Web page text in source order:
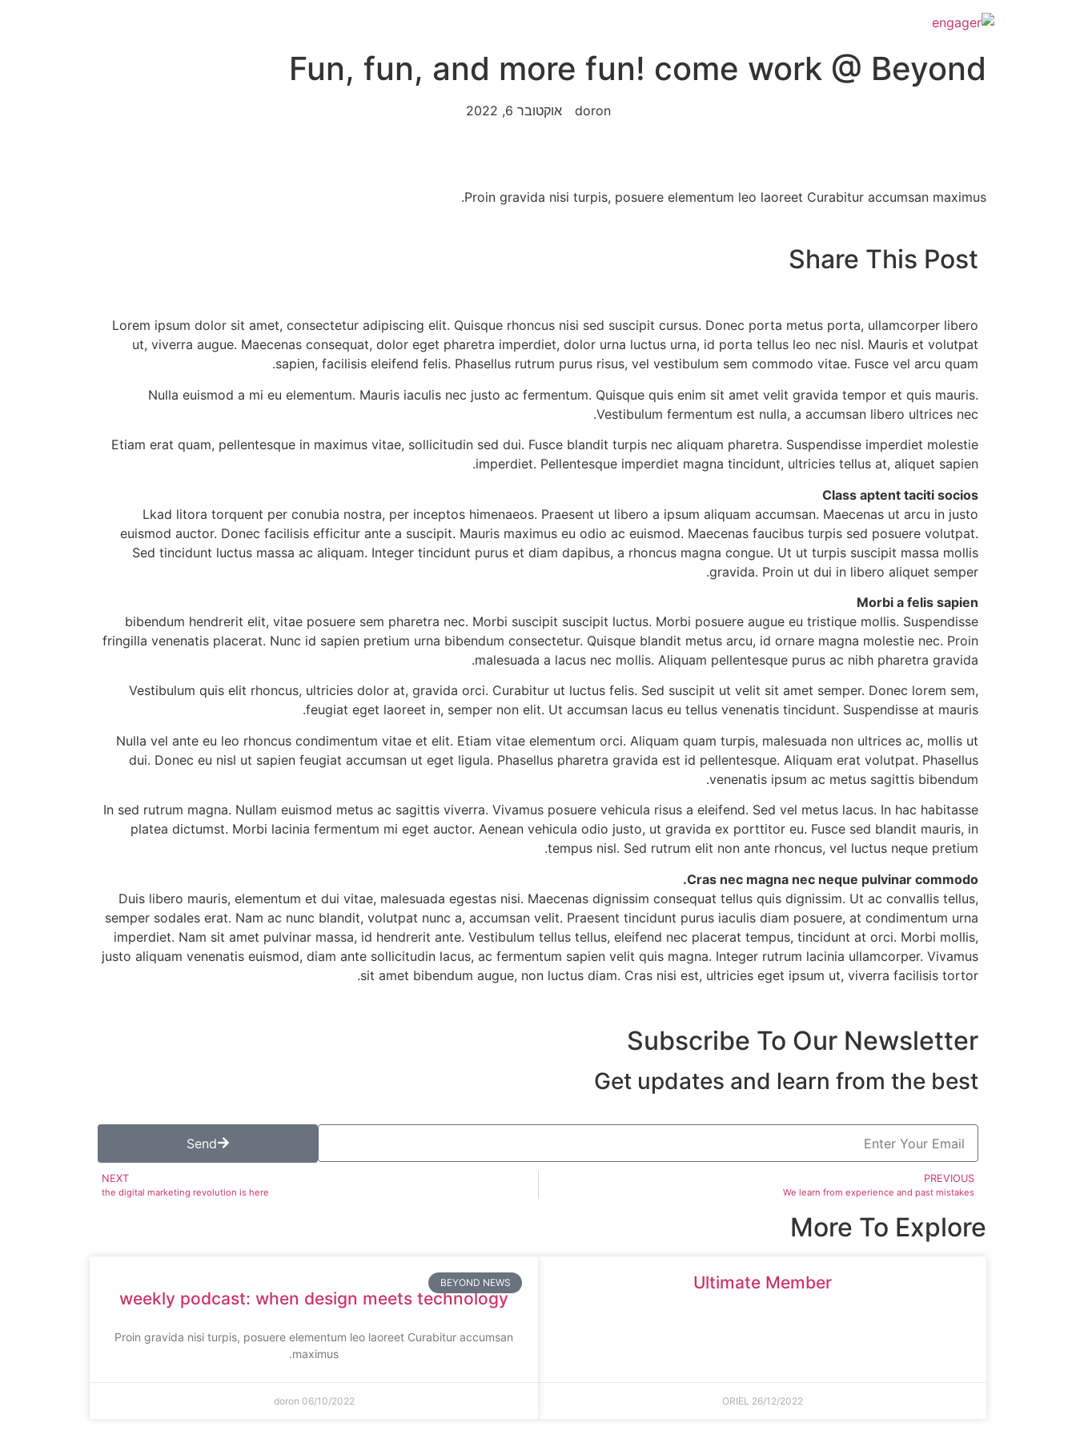
Fun, fun, and more fun! come work @ Beyond
doron אוקטובר 6, 2022
Proin gravida nisi turpis, posuere elementum leo laoreet Curabitur accumsan maximus.
Share This Post
Lorem ipsum dolor sit amet, consectetur adipiscing elit. Quisque rhoncus nisi sed suscipit cursus. Donec porta metus porta, ullamcorper libero
ut, viverra augue. Maecenas consequat, dolor eget pharetra imperdiet, dolor urna luctus urna, id porta tellus leo nec nisl. Mauris et volutpat
sapien, facilisis eleifend felis. Phasellus rutrum purus risus, vel vestibulum sem commodo vitae. Fusce vel arcu quam.
Nulla euismod a mi eu elementum. Mauris iaculis nec justo ac fermentum. Quisque quis enim sit amet velit gravida tempor et quis mauris.
Vestibulum fermentum est nulla, a accumsan libero ultrices nec.
Etiam erat quam, pellentesque in maximus vitae, sollicitudin sed dui. Fusce blandit turpis nec aliquam pharetra. Suspendisse imperdiet molestie
imperdiet. Pellentesque imperdiet magna tincidunt, ultricies tellus at, aliquet sapien.
Class aptent taciti socios
Lkad litora torquent per conubia nostra, per inceptos himenaeos. Praesent ut libero a ipsum aliquam accumsan. Maecenas ut arcu in justo
euismod auctor. Donec facilisis efficitur ante a suscipit. Mauris maximus eu odio ac euismod. Maecenas faucibus turpis sed posuere volutpat.
Sed tincidunt luctus massa ac aliquam. Integer tincidunt purus et diam dapibus, a rhoncus magna congue. Ut ut turpis suscipit massa mollis
gravida. Proin ut dui in libero aliquet semper.
Morbi a felis sapien
bibendum hendrerit elit, vitae posuere sem pharetra nec. Morbi suscipit suscipit luctus. Morbi posuere augue eu tristique mollis. Suspendisse
fringilla venenatis placerat. Nunc id sapien pretium urna bibendum consectetur. Quisque blandit metus arcu, id ornare magna molestie nec. Proin
malesuada a lacus nec mollis. Aliquam pellentesque purus ac nibh pharetra gravida.
Vestibulum quis elit rhoncus, ultricies dolor at, gravida orci. Curabitur ut luctus felis. Sed suscipit ut velit sit amet semper. Donec lorem sem,
feugiat eget laoreet in, semper non elit. Ut accumsan lacus eu tellus venenatis tincidunt. Suspendisse at mauris.
Nulla vel ante eu leo rhoncus condimentum vitae et elit. Etiam vitae elementum orci. Aliquam quam turpis, malesuada non ultrices ac, mollis ut
dui. Donec eu nisl ut sapien feugiat accumsan ut eget ligula. Phasellus pharetra gravida est id pellentesque. Aliquam erat volutpat. Phasellus
venenatis ipsum ac metus sagittis bibendum.
In sed rutrum magna. Nullam euismod metus ac sagittis viverra. Vivamus posuere vehicula risus a eleifend. Sed vel metus lacus. In hac habitasse
platea dictumst. Morbi lacinia fermentum mi eget auctor. Aenean vehicula odio justo, ut gravida ex porttitor eu. Fusce sed blandit mauris, in
tempus nisl. Sed rutrum elit non ante rhoncus, vel luctus neque pretium.
Cras nec magna nec neque pulvinar commodo.
Duis libero mauris, elementum et dui vitae, malesuada egestas nisi. Maecenas dignissim consequat tellus quis dignissim. Ut ac convallis tellus,
semper sodales erat. Nam ac nunc blandit, volutpat nunc a, accumsan velit. Praesent tincidunt purus iaculis diam posuere, at condimentum urna
imperdiet. Nam sit amet pulvinar massa, id hendrerit ante. Vestibulum tellus tellus, eleifend nec placerat tempus, tincidunt at orci. Morbi mollis,
justo aliquam venenatis euismod, diam ante sollicitudin lacus, ac fermentum sapien velit quis magna. Integer rutrum lacinia ullamcorper. Vivamus
sit amet bibendum augue, non luctus diam. Cras nisi est, ultricies eget ipsum ut, viverra facilisis tortor.
Subscribe To Our Newsletter
Get updates and learn from the best
Send
PREVIOUS
We learn from experience and past mistakes
NEXT
the digital marketing revolution is here
More To Explore
Ultimate Member
ORIEL 26/12/2022
BEYOND NEWS
weekly podcast: when design meets technology
Proin gravida nisi turpis, posuere elementum leo laoreet Curabitur accumsan
maximus.
doron 06/10/2022